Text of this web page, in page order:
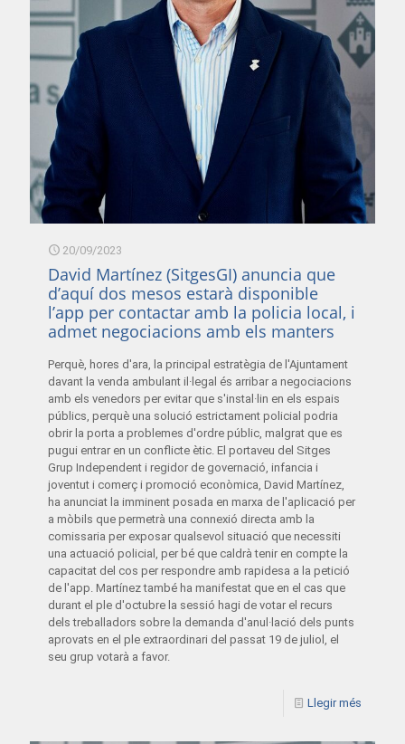
20/09/2023
David Martínez (SitgesGI) anuncia que
d’aquí dos mesos estarà disponible
l’app per contactar amb la policia local, i
admet negociacions amb els manters
Perquè, hores d'ara, la principal estratègia de l'Ajuntament
davant la venda ambulant il·legal és arribar a negociacions
amb els venedors per evitar que s'instal·lin en els espais
públics, perquè una solució estrictament policial podria
obrir la porta a problemes d'ordre públic, malgrat que es
pugui entrar en un conflicte ètic. El portaveu del Sitges
Grup Independent i regidor de governació, infancia i
joventut i comerç i promoció econòmica, David Martínez,
ha anunciat la imminent posada en marxa de l'aplicació per
a mòbils que permetrà una connexió directa amb la
comissaria per exposar qualsevol situació que necessiti
una actuació policial, per bé que caldrà tenir en compte la
capacitat del cos per respondre amb rapidesa a la petició
de l'app. Martínez també ha manifestat que en el cas que
durant el ple d'octubre la sessió hagi de votar el recurs
dels treballadors sobre la demanda d'anul·lació dels punts
aprovats en el ple extraordinari del passat 19 de juliol, el
seu grup votarà a favor.
Llegir més